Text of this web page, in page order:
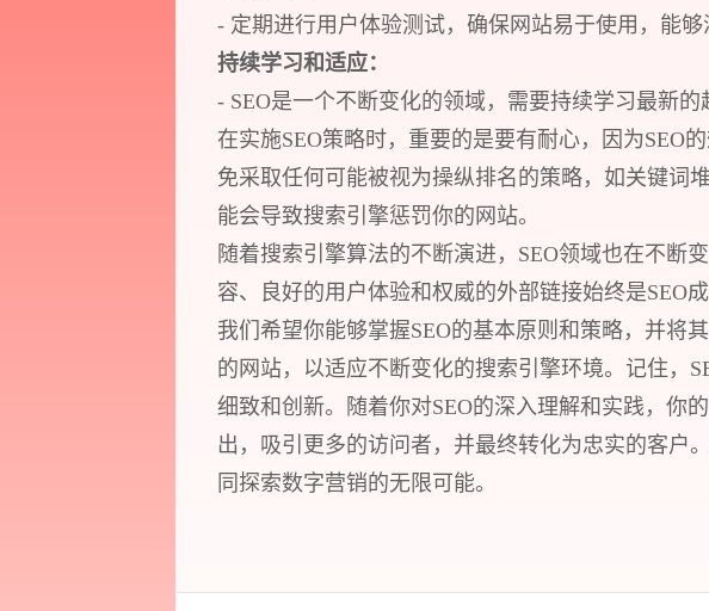
您需要：
- 定期进行用户体验测试，确保网站易于使用，能够
持续学习和适应：
- SEO是一个不断变化的领域，需要持续学习最新的
在实施SEO策略时，重要的是要有耐心，因为SEO
免采取任何可能被视为操纵排名的策略，如关键词
能会导致搜索引擎惩罚你的网站。
随着搜索引擎算法的不断演进，SEO领域也在不断
容、良好的用户体验和权威的外部链接始终是SEO
我们希望你能够掌握SEO的基本原则和策略，并将
的网站，以适应不断变化的搜索引擎环境。记住，
细致和创新。随着你对SEO的深入理解和实践，你
出，吸引更多的访问者，并最终转化为忠实的客户
同探索数字营销的无限可能。